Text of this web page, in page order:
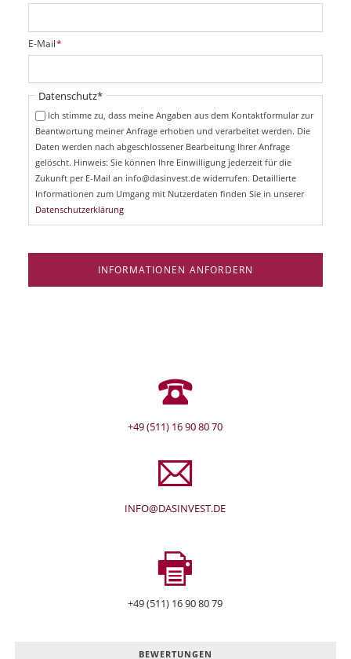
f
i
c
t
f
P
f
i
E-Mail*
Pflichtfeld
Datenschutz*
Ich stimme zu, dass meine Angaben aus dem Kontaktformular zur
Beantwortung meiner Anfrage erhoben und verarbeitet werden. Die
Daten werden nach abgeschlossener Bearbeitung Ihrer Anfrage
gelöscht. Hinweis: Sie können Ihre Einwilligung jederzeit für die
Zukunft per E-Mail an info@dasinvest.de widerrufen. Detaillierte
Informationen zum Umgang mit Nutzerdaten finden Sie in unserer
Datenschutzerklärung
INFORMATIONEN ANFORDERN
+49 (511) 16 90 80 70
INFO@DASINVEST.DE
+49 (511) 16 90 80 79
BEWERTUNGEN